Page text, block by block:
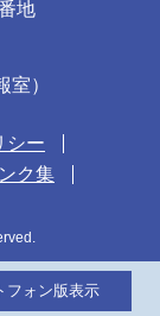
地
）
シー
ク集
フォン版表示